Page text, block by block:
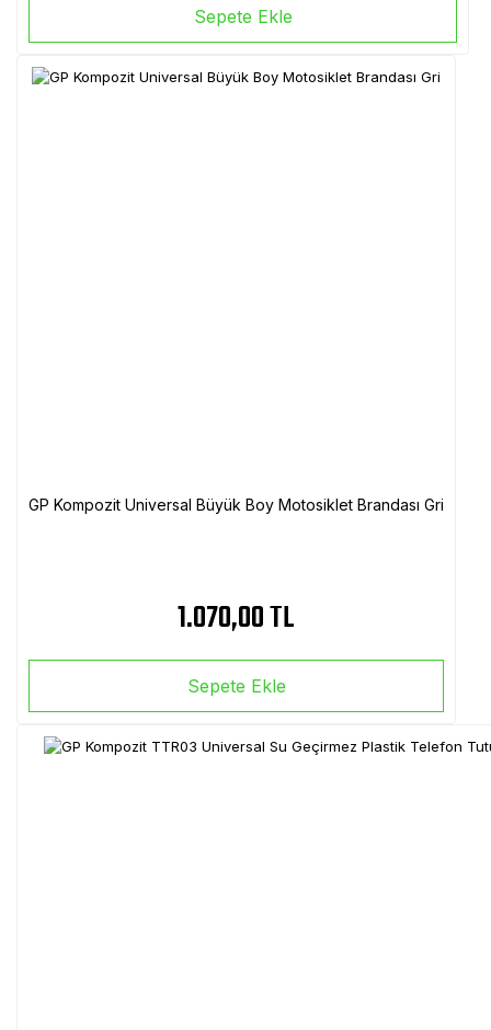
Sepete Ekle
GP Kompozit Universal Büyük Boy Motosiklet Brandası Gri
1.070,00 TL
Sepete Ekle